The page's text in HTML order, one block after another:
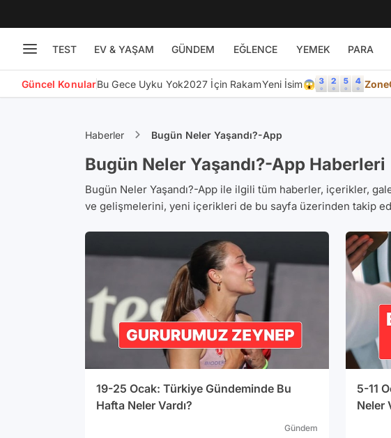
TEST EV & YAŞAM GÜNDEM EĞLENCE YEMEK PARA
Güncel KonularBu Gece Uyku Yok2027 İçin RakamYeni İsim😱
Haberler Bugün Neler Yaşandı?-App
Bugün Neler Yaşandı?-App Haberleri
Bugün Neler Yaşandı?-App ile ilgili tüm haberler, içerikler,
ve gelişmelerini, yeni içerikleri de bu sayfa üzerinden takip
19-25 Ocak: Türkiye Gündeminde Bu
Hafta Neler Vardı?
Gündem
5-11
Neler